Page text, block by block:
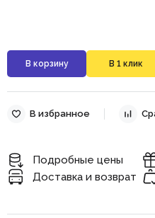
В корзину В 1 клик
В избранноe
Подробные цены
Доставка и возврат